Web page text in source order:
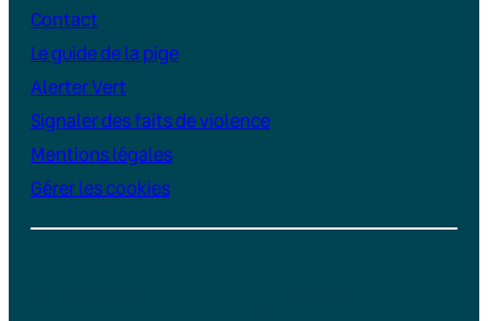
Contact
Le guide de la pige
Alerter Vert
Signaler des faits de violence
Mentions légales
Gérer les cookies